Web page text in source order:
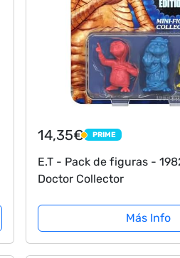
14,35€ PRIME
PRIME
E.T - Pack de figuras -
Doctor Collector
Más Info